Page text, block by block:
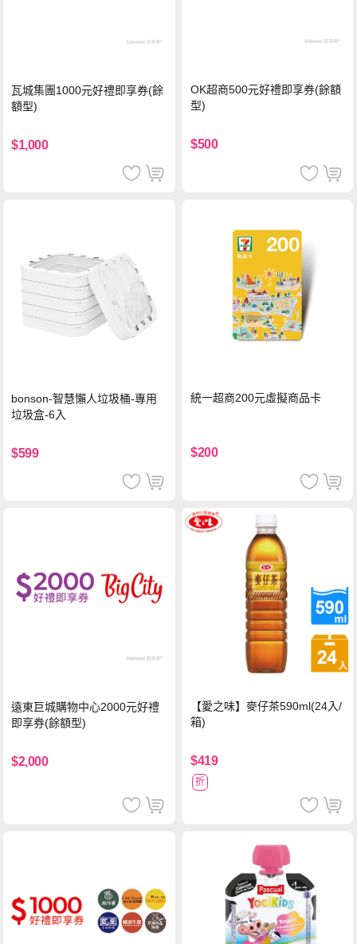
瓦城集團1000元好禮即享券(餘
額型)
$1,000
OK超商500元好禮即享券(餘額
型)
$500
bonson-智慧懶人垃圾桶-專用
垃圾盒-6入
$599
統一超商200元虛擬商品卡
$200
遠東巨城購物中心2000元好禮
即享券(餘額型)
$2,000
【愛之味】麥仔茶590ml(24入/
箱)
$419
折